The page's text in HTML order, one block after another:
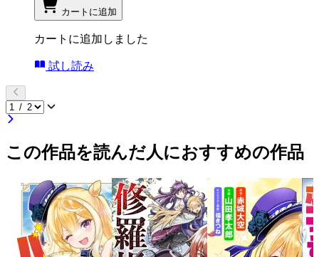
カートに追加
カートに追加しました
試し読み
この作品を読んだ人におすすめの作品